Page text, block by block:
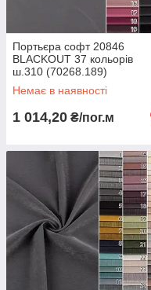
Портьєра софт 20846
BLACKOUT 37 кольорів
ш.310 (70268.189)
Немає в наявності
1 014,20 ₴/пог.м